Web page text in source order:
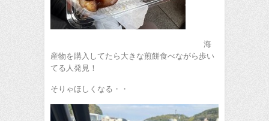
海
産物を購入してたら大きな煎餅食べながら歩い
てる人発見！
そりゃほしくなる・・